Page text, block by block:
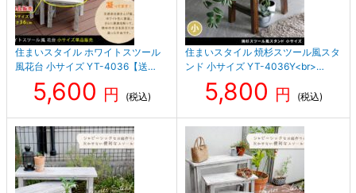
住まいスタイル ホワイトスツール
風花台 小サイズ YT-4036【送…
5,600 円 (税込)
住まいスタイル 焼杉スツール風スタ
ンド 小サイズ YT-4036Y<br>…
5,800 円 (税込)